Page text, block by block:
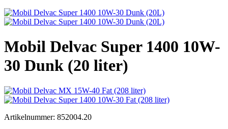
Mobil Delvac Super 1400 10W-
30 Dunk (20 liter)
Artikelnummer: 852004.20